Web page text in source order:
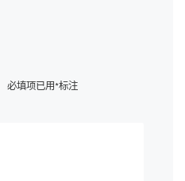
必填项已用*标注